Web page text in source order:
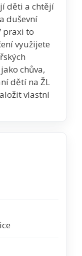
děti a chtějí
duševní
praxi to
využijete
chůva,
dětí na ŽL
vlastní